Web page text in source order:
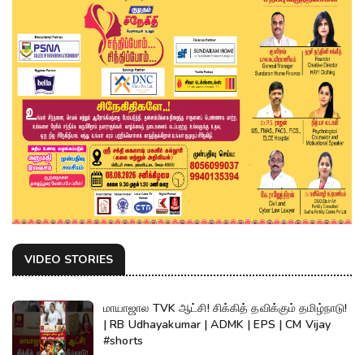
VIDEO STORIES
மாயாஜால TVK ஆட்சி! சிக்கித் தவிக்கும் தமிழ்நாடு!
| RB Udhayakumar | ADMK | EPS | CM Vijay
#shorts